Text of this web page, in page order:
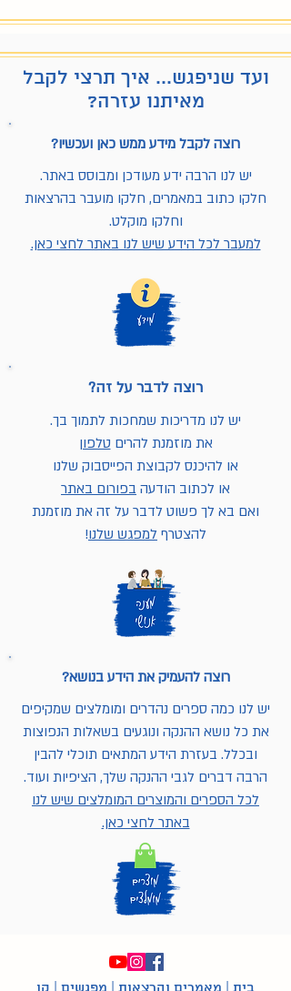
ועד שניפגש... איך תרצי לקבל
מאיתנו עזרה?
רוצה לקבל מידע ממש כאן ועכשיו?
יש לנו הרבה ידע מעודכן ומבוסס באתר.
חלקו כתוב במאמרים, חלקו מועבר בהרצאות
וחלקו מוקלט.
למעבר לכל הידע שיש לנו באתר לחצי כאן.
רוצה לדבר על זה?
יש לנו מדריכות שמחכות לתמוך בך.
את מוזמנת להרים טלפון
או להיכנס לקבוצת הפייסבוק שלנו
או לכתוב הודעה בפורום באתר
ואם בא לך פשוט לדבר על זה את מוזמנת
להצטרף למפגש שלנו!
רוצה להעמיק את הידע בנושא?
יש לנו כמה ספרים נהדרים ומומלצים שמקיפים
את כל נושא ההנקה ונוגעים בשאלות הנפוצות
ובכלל. בעזרת הידע המתאים תוכלי להבין
הרבה דברים לגבי ההנקה שלך, הציפיות ועוד.
לכל הספרים והמוצרים המומלצים שיש לנו
באתר לחצי כאן.